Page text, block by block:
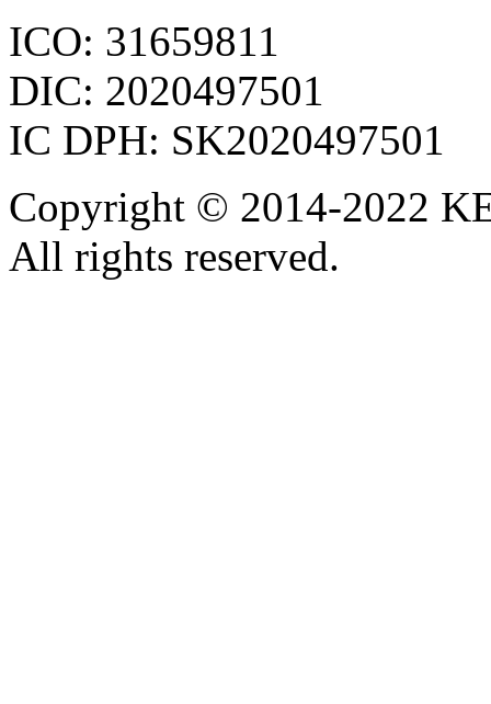
ICO: 31659811
DIC: 2020497501
IC DPH: SK2020497501
Copyright © 2014-2022
All rights reserved.